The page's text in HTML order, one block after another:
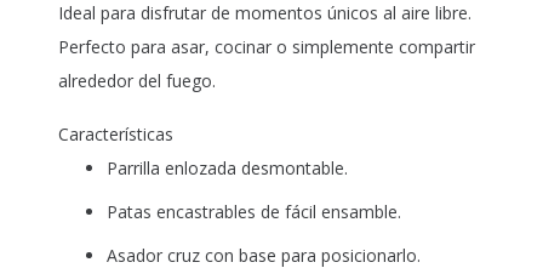
Ideal para disfrutar de momentos únicos al aire libre.
Perfecto para asar, cocinar o simplemente compartir
alrededor del fuego.
Características
Parrilla enlozada desmontable.
Patas encastrables de fácil ensamble.
Asador cruz con base para posicionarlo.